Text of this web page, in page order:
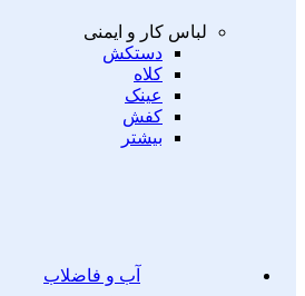
لباس کار و ایمنی
دستکش
کلاه
عینک
کفش
بیشتر
آب و فاضلاب